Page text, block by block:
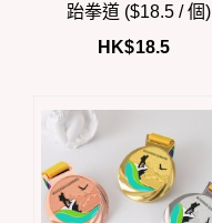
跆拳道 ($18.5 / 個)
HK$18.5